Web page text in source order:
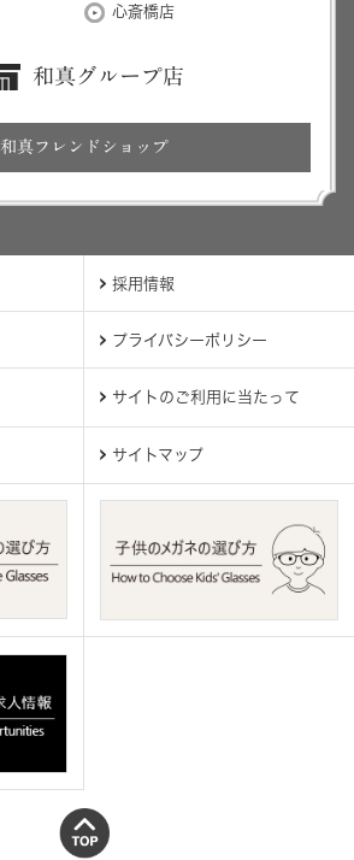
心斎橋店
和真グループ店
和真フレンドショップ
採用情報
プライバシーポリシー
サイトのご利用に当たって
サイトマップ